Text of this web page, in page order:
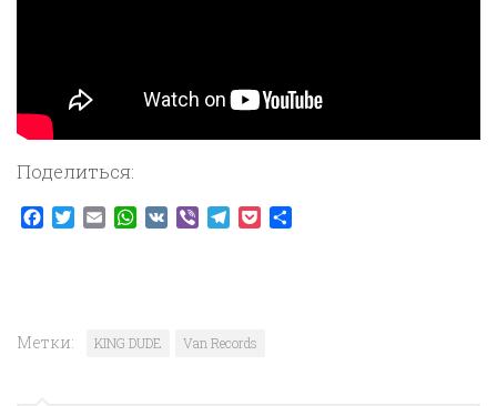
Поделиться:
Facebook
TwitterEmailWhatsApp
VK ViberTelegram
Pocket
Метки: KING DUDE Van Records